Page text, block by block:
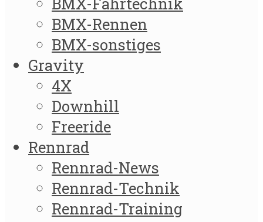
BMX-Rennen
BMX-sonstiges
Gravity
4X
Downhill
Freeride
Rennrad
Rennrad-News
Rennrad-Technik
Rennrad-Training